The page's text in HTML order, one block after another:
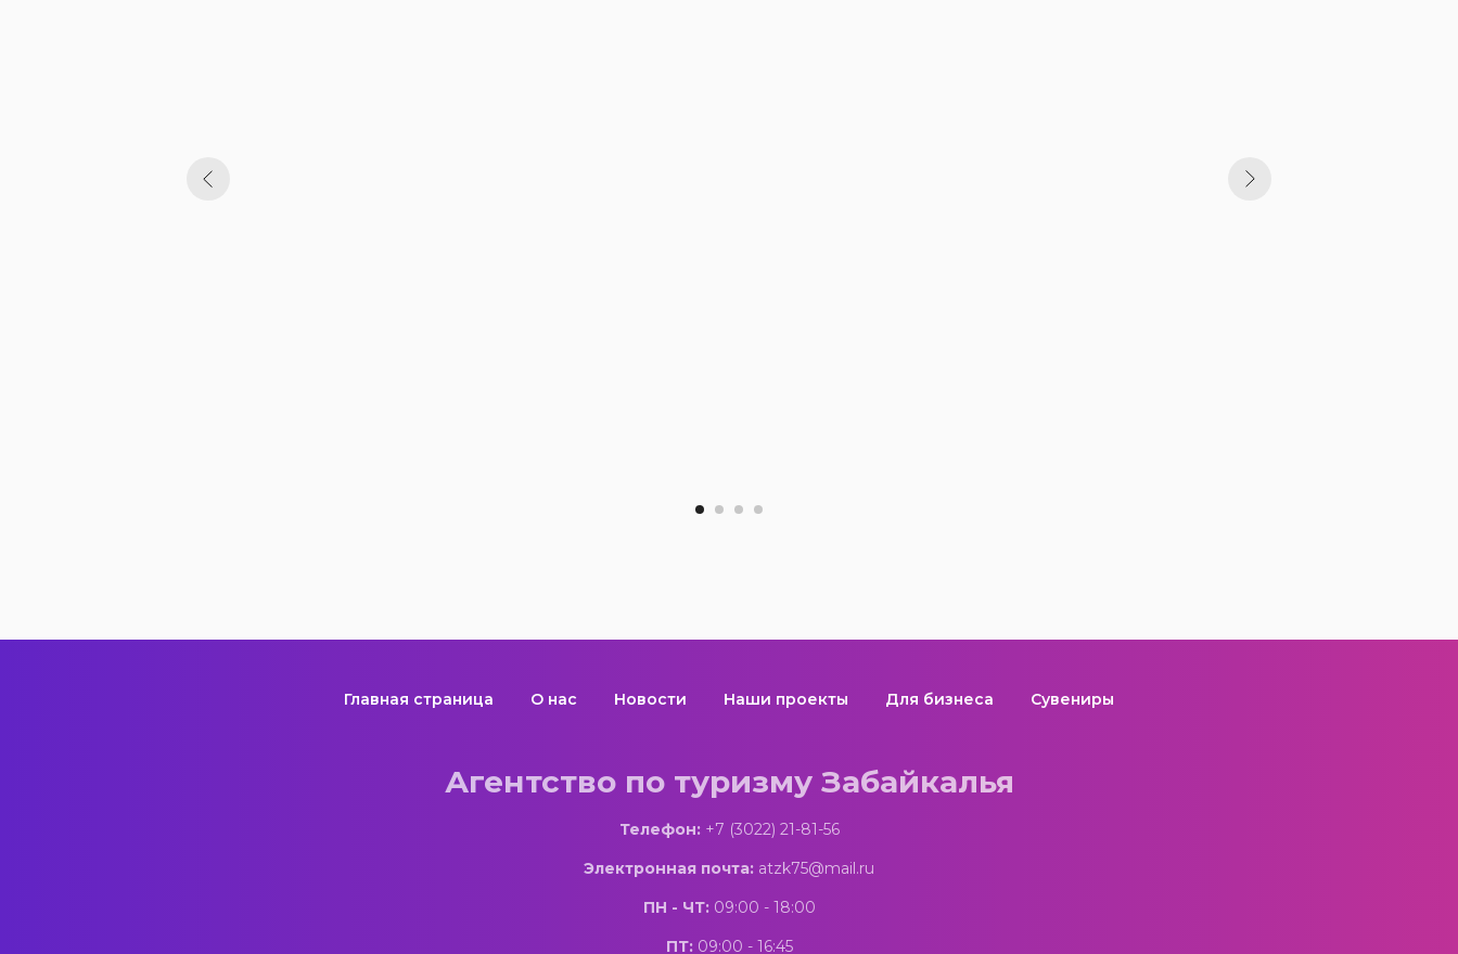
Главная страница О нас Новости Наши проекты Для бизнеса Сувениры
Агентство по туризму Забайкалья
Телефон:+7 (3022) 21-81-56
Электронная почта: atzk75@mail.ru
ПН - ЧТ:09:00 - 18:00
ПТ:09:00 - 16:45